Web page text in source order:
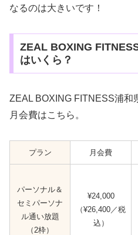
なるのは大きいです！
ZEAL BOXING
はいくら？
ZEAL BOXING FITNESS浦和
月会費はこちら。
プラン 月会費
パーソナル＆
セミパーソナ
ル通い放題
（2枠）
¥24,000
（¥26,400／税
込）